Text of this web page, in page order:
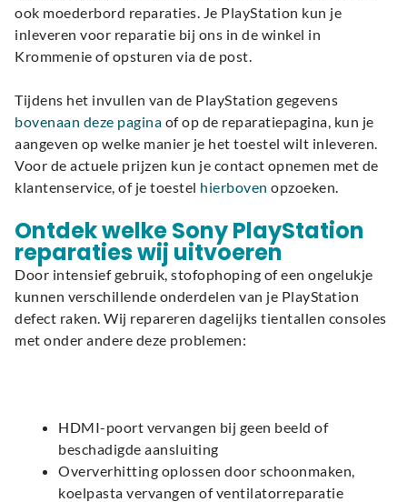
ook moederbord reparaties. Je PlayStation kun je
inleveren voor reparatie bij ons in de winkel in
Krommenie of opsturen via de post.
Tijdens het invullen van de PlayStation gegevens
bovenaan deze pagina of op de reparatiepagina, kun je
aangeven op welke manier je het toestel wilt inleveren.
Voor de actuele prijzen kun je contact opnemen met de
klantenservice, of je toestel hierboven opzoeken.
Ontdek welke Sony PlayStation
reparaties wij uitvoeren
Door intensief gebruik, stofophoping of een ongelukje
kunnen verschillende onderdelen van je PlayStation
defect raken. Wij repareren dagelijks tientallen consoles
met onder andere deze problemen:
HDMI-poort vervangen bij geen beeld of
beschadigde aansluiting
Oververhitting oplossen door schoonmaken,
koelpasta vervangen of ventilatorreparatie